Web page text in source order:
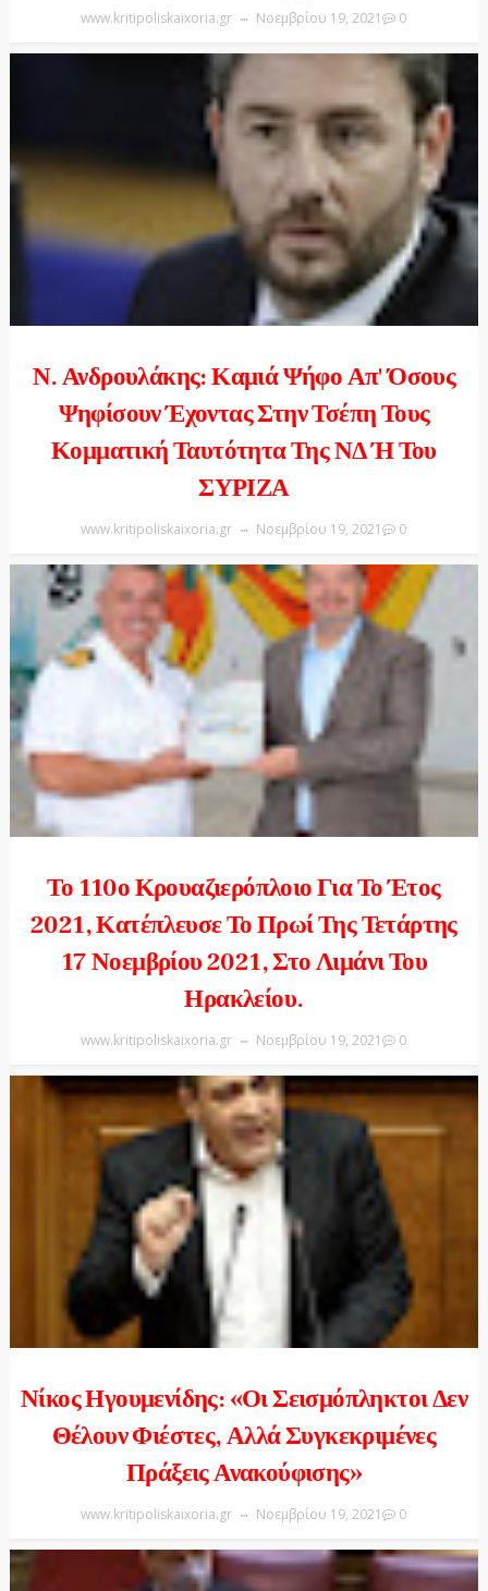
www.kritipoliskaixoria.gr Νοεμβρίου 19, 2021 0
Ν. Ανδρουλάκης: Καμιά Ψήφο Απ' Όσους
Ψηφίσουν Έχοντας Στην Τσέπη Τους
Κομματική Ταυτότητα Της ΝΔ Ή Του
ΣΥΡΙΖΑ
www.kritipoliskaixoria.gr Νοεμβρίου 19, 2021 0
Το 110ο Κρουαζιερόπλοιο Για Το Έτος
2021, Κατέπλευσε Το Πρωί Της Τετάρτης
17 Νοεμβρίου 2021, Στο Λιμάνι Του
Ηρακλείου.
www.kritipoliskaixoria.gr Νοεμβρίου 19, 2021 0
Νίκος Ηγουμενίδης: «Οι Σεισμόπληκτοι Δεν
Θέλουν Φιέστες, Αλλά Συγκεκριμένες
Πράξεις Ανακούφισης»
www.kritipoliskaixoria.gr Νοεμβρίου 19, 2021 0